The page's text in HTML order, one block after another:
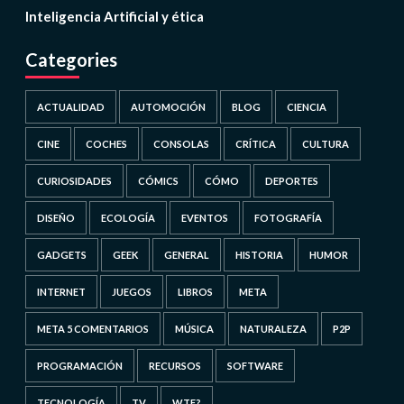
Inteligencia Artificial y ética
Categories
ACTUALIDAD AUTOMOCIÓN BLOG CIENCIA
CINE COCHES CONSOLAS CRÍTICA CULTURA
CURIOSIDADES CÓMICS CÓMO DEPORTES
DISEÑO ECOLOGÍA EVENTOS FOTOGRAFÍA
GADGETS GEEK GENERAL HISTORIA HUMOR
INTERNET JUEGOS LIBROS META
META 5 COMENTARIOS MÚSICA NATURALEZA P2P
PROGRAMACIÓN RECURSOS SOFTWARE